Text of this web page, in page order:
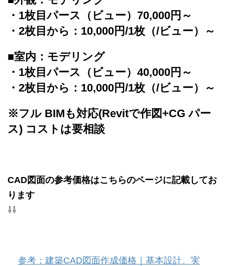
・1枚目パース（ビュー）70,000円～
・2枚目から：10,000円/1枚（/ビュー）～
■室内：モデリング
・1枚目パース（ビュー）40,000円～
・2枚目から：10,000円/1枚（/ビュー）～
※フル BIMも対応(Revitで作図+CG パー
ス) コストは要相談
CAD図面の参考価格はこちらのページに記載してお
ります
⇩⇩
参考：建築CAD図面作成価格｜基本設計、実